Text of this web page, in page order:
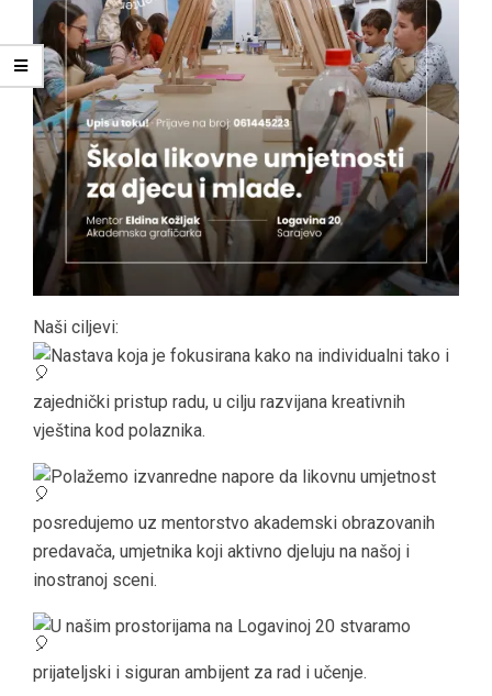
Naši ciljevi:
Nastava koja je fokusirana kako na individualni tako i
zajednički pristup radu, u cilju razvijana kreativnih
vještina kod polaznika.
Polažemo izvanredne napore da likovnu umjetnost
posredujemo uz mentorstvo akademski obrazovanih
predavača, umjetnika koji aktivno djeluju na našoj i
inostranoj sceni.
U našim prostorijama na Logavinoj 20 stvaramo
prijateljski i siguran ambijent za rad i učenje.